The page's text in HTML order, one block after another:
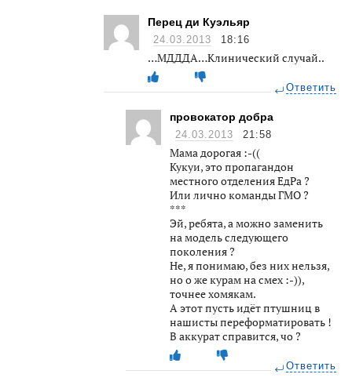
Перец ди Куэльяр
24.03.2013 18:16
…МДДДА…Клинический случай..
Ответить
провокатор добра
24.03.2013 21:58
Мама дорогая :-((
Кукуи, это пропагандон
местного отделения ЕдРа ?
Или лично команды ГМО ?
***
Эй, ребята, а можно заменить
на модель следующего
поколения ?
Не, я понимаю, без них нельзя,
но о же курам на смех :-)),
точнее хомякам.
А этот пусть идёт птушниц в
нашисты переформатировать !
В аккурат справится, чо ?
Ответить